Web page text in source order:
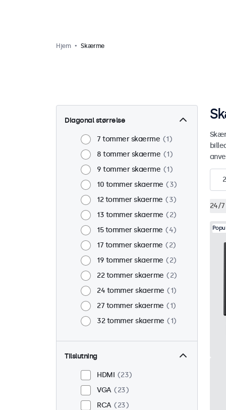
Hjem Skærme
Diagonal størrelse
7 tommer skaerme
1
8 tommer skaerme
1
9 tommer skaerme
1
10 tommer skaerme
3
12 tommer skaerme
3
13 tommer skaerme
2
15 tommer skaerme
4
17 tommer skaerme
2
19 tommer skaerme
2
22 tommer skaerme
2
24 tommer skaerme
1
27 tommer skaerme
1
32 tommer skaerme
1
Tilslutning
HDMI
23
VGA
23
RCA
23
24/